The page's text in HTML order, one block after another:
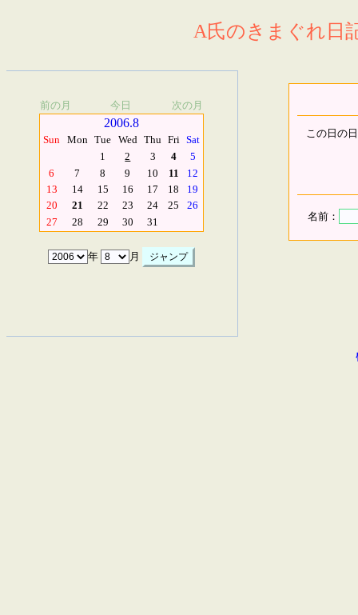
A氏のきまぐれ日
前の月 今日 次の月
2006.8
Sun Mon Tue Wed Thu Fri Sat
1
2 3 4
5
6
7 8 9 10 11
12
13
14 15 16 17 18
19
20
21 22 23 24 25
26
27
28 29 30 31
年 月
この日の
名前：